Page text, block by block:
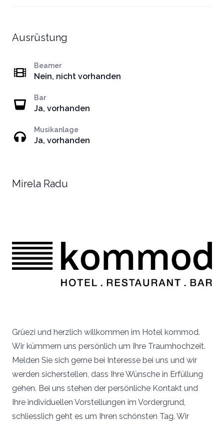
Ausrüstung
Beamer
Nein, nicht vorhanden
Bar
Ja, vorhanden
Musikanlage
Ja, vorhanden
Mirela Radu
Grüezi und herzlich willkommen im Hotel kommod.
Wir kümmern uns persönlich um Ihre Traumhochzeit.
Melden Sie sich gerne bei Interesse bei uns und wir
werden sicherstellen, dass Ihre Wünsche in Erfüllung
gehen. Bei uns stehen der persönliche Kontakt und
Ihre individuellen Vorstellungen im Vordergrund,
schliesslich geht es um Ihren schönsten Tag. Wir